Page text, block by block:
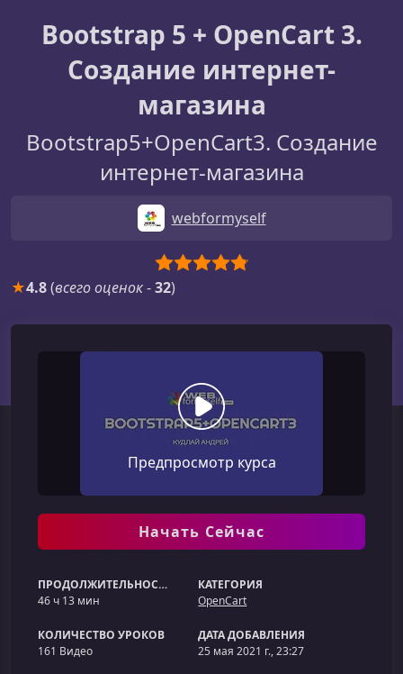
Bootstrap 5 + OpenCart 3.
Создание интернет-
магазина
Bootstrap5+OpenCart3. Создание
интернет-магазина
webformyself
★4.8(всего оценок-32)
Предпросмотр курса
Начать Сейчас
ПРОДОЛЖИТЕЛЬНОСТЬ
46 ч 13 мин
КАТЕГОРИЯ
OpenCart
КОЛИЧЕСТВО УРОКОВ
161 Видео
ДАТА ДОБАВЛЕНИЯ
25 мая 2021 г., 23:27